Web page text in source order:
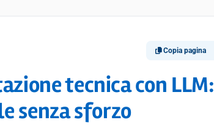
Copia pagina
tecnica con LLM:
senza sforzo